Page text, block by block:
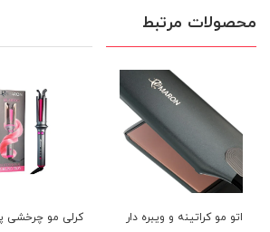
محصولات مرتبط
اتو مو کراتینه و ویبره دار
کرلی مو چرخشی